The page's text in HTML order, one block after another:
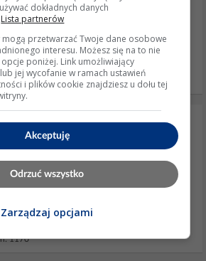
2758
pralki Polar Diana P-
symboli na pokrętle
tu wszystko :-)))) Pozdrawiam
1170
dokładnych danych
Lista partnerów
przetwarzać Twoje dane osobowe
interesu. Możesz się na to nie
poniżej. Link umożliwiający
jej wycofanie w ramach ustawień
i plików cookie znajdziesz u dołu tej
Akceptuję
Odrzuć wszystko
Zarządzaj opcjami